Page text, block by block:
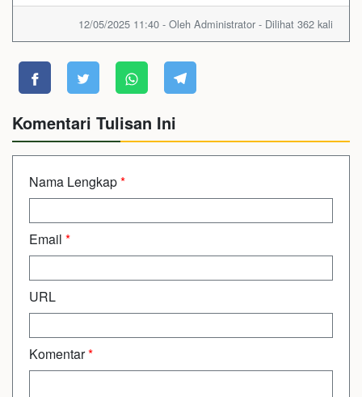
12/05/2025 11:40 - Oleh Administrator - Dilihat 362 kali
Komentari Tulisan Ini
Nama Lengkap*
Email *
URL
Komentar*